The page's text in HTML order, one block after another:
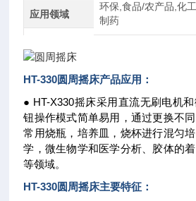
应用领域
环保,食品/农产品,化
制药
HT-330圆周摇床产品应用：
● HT-X330摇床采用直流无刷电机和
钮操作模式简单易用，通过更换不
常用烧瓶，培养皿，烧杯进行混匀
学，微生物学和医学分析、胶体的
等领域。
HT-330圆周摇床主要特征：